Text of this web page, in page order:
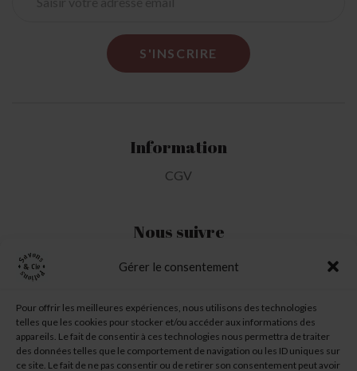
Gérer le consentement
Pour offrir les meilleures expériences, nous utilisons des technologies
telles que les cookies pour stocker et/ou accéder aux informations des
appareils. Le fait de consentir à ces technologies nous permettra de traiter
des données telles que le comportement de navigation ou les ID uniques sur
ce site. Le fait de ne pas consentir ou de retirer son consentement peut avoir
Information
CGV
Nous suivre
Mon Compte
Ma liste d'envie
Mon panier